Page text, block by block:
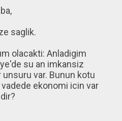
saglik.
olacakti: Anladigim
su an imkansiz
var. Bunun kotu
ekonomi icin var